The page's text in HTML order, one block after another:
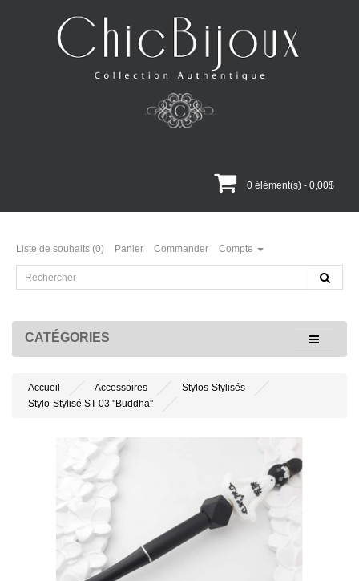
0 élément(s) - 0,00$
Liste de souhaits (0) Panier Commander Compte
CATÉGORIES
Accueil Accessoires
Stylos-Stylisés
Stylo-Stylisé ST-03 ''Buddha''